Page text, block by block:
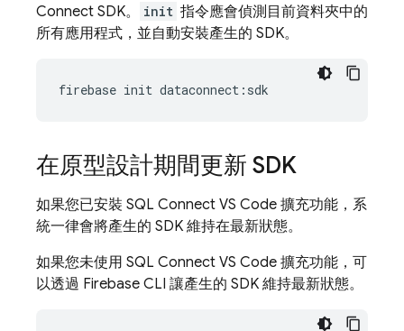
Connect SDK。 init 指令應會偵測目前資料夾中的
所有應用程式，並自動安裝產生的 SDK。
firebase init dataconnect : sdk
在原型設計期間更新 SDK
如果您已安裝 SQL Connect VS Code 擴充功能，系
統一律會將產生的 SDK 維持在最新狀態。
如果您未使用 SQL Connect VS Code 擴充功能，可
以透過 Firebase CLI 讓產生的 SDK 維持最新狀態。